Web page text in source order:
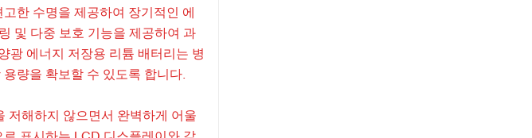
한 수명을 제공하여 장기적인 에
및 다중 보호 기능을 제공하여 과
광 에너지 저장용 리튬 배터리는 병
량을 확보할 수 있도록 합니다.
저해하지 않으면서 완벽하게 어울